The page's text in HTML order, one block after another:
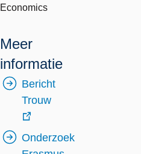
Economics
Meer
informatie
Bericht
Trouw
externe
link
Onderzoek